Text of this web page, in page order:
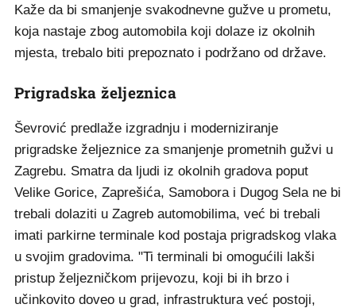
Kaže da bi smanjenje svakodnevne gužve u prometu,
koja nastaje zbog automobila koji dolaze iz okolnih
mjesta, trebalo biti prepoznato i podržano od države.
Prigradska željeznica
Ševrović predlaže izgradnju i moderniziranje
prigradske željeznice za smanjenje prometnih gužvi u
Zagrebu. Smatra da ljudi iz okolnih gradova poput
Velike Gorice, Zaprešića, Samobora i Dugog Sela ne bi
trebali dolaziti u Zagreb automobilima, već bi trebali
imati parkirne terminale kod postaja prigradskog vlaka
u svojim gradovima. "Ti terminali bi omogućili lakši
pristup željezničkom prijevozu, koji bi ih brzo i
učinkovito doveo u grad, infrastruktura već postoji,